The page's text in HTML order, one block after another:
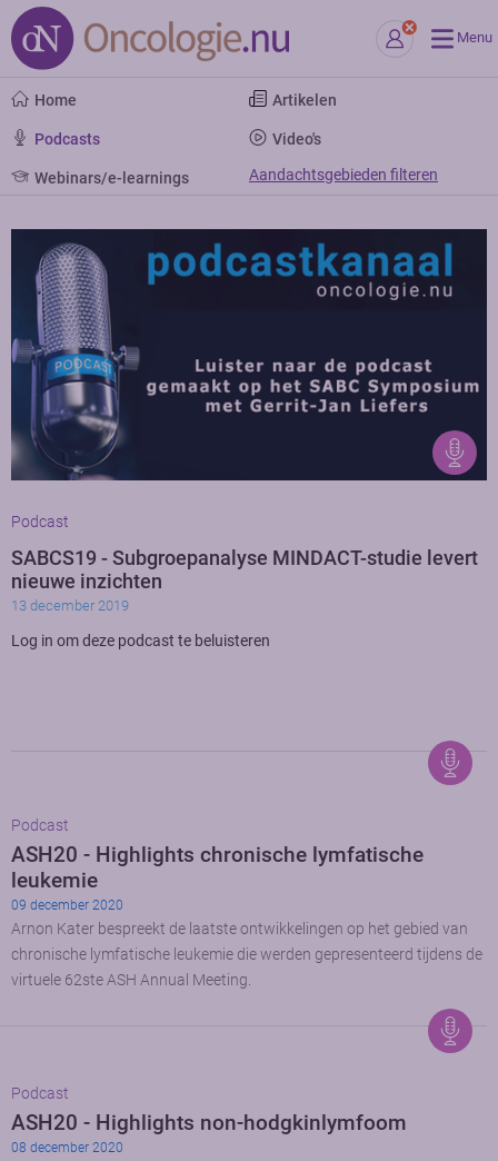
Menu
Home Artikelen
Podcasts Video's
Webinars/e-learnings Aandachtsgebieden filteren
Podcast
SABCS19 - Subgroepanalyse MINDACT-studie levert
nieuwe inzichten
13 december 2019
Log in om deze podcast te beluisteren
Podcast
ASH20 - Highlights chronische lymfatische
leukemie
09 december 2020
Arnon Kater bespreekt de laatste ontwikkelingen op het gebied van
chronische lymfatische leukemie die werden gepresenteerd tijdens de
virtuele 62ste ASH Annual Meeting.
Podcast
ASH20 - Highlights non-hodgkinlymfoom
08 december 2020